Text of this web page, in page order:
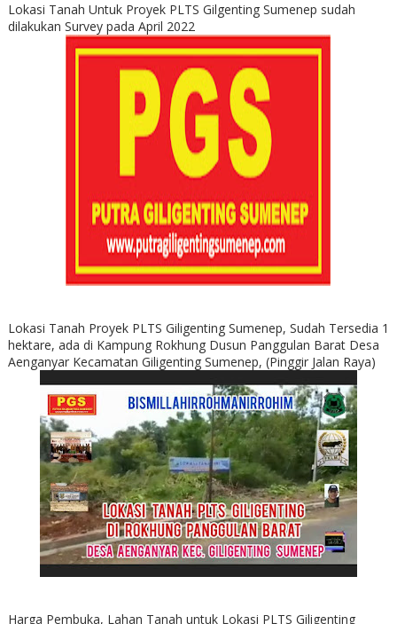
Lokasi Tanah Untuk Proyek PLTS Gilgenting Sumenep sudah
dilakukan Survey pada April 2022
Lokasi Tanah Proyek PLTS Giligenting Sumenep, Sudah Tersedia 1
hektare, ada di Kampung Rokhung Dusun Panggulan Barat Desa
Aenganyar Kecamatan Giligenting Sumenep, (Pinggir Jalan Raya)
Harga Pembuka, Lahan Tanah untuk Lokasi PLTS Giligenting